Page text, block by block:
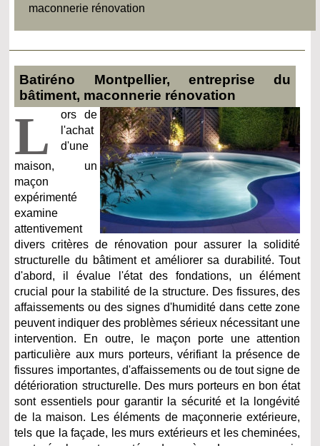
maconnerie rénovation
Batiréno Montpellier, entreprise du
bâtiment, maconnerie rénovation
L
ors de
l'achat
d'une
maison, un
maçon
expérimenté
examine
attentivement
divers critères de rénovation pour assurer la solidité
structurelle du bâtiment et améliorer sa durabilité. Tout
d'abord, il évalue l'état des fondations, un élément
crucial pour la stabilité de la structure. Des fissures, des
affaissements ou des signes d'humidité dans cette zone
peuvent indiquer des problèmes sérieux nécessitant une
intervention. En outre, le maçon porte une attention
particulière aux murs porteurs, vérifiant la présence de
fissures importantes, d'affaissements ou de tout signe de
détérioration structurelle. Des murs porteurs en bon état
sont essentiels pour garantir la sécurité et la longévité
de la maison. Les éléments de maçonnerie extérieure,
tels que la façade, les murs extérieurs et les cheminées,